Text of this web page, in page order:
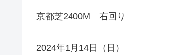
京都芝2400M 右回り
2024年1月14日（日）